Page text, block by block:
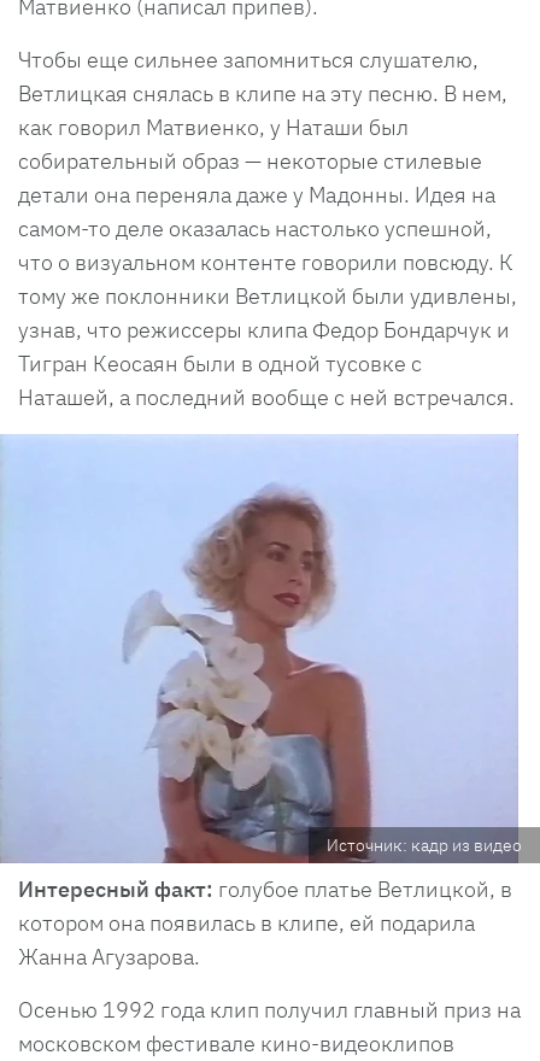
Матвиенко (написал припев).
Чтобы еще сильнее запомниться слушателю,
Ветлицкая снялась в клипе на эту песню. В нем,
как говорил Матвиенко, у Наташи был
собирательный образ — некоторые стилевые
детали она переняла даже у Мадонны. Идея на
самом-то деле оказалась настолько успешной,
что о визуальном контенте говорили повсюду. К
тому же поклонники Ветлицкой были удивлены,
узнав, что режиссеры клипа Федор Бондарчук и
Тигран Кеосаян были в одной тусовке с
Наташей, а последний вообще с ней встречался.
Источник: кадр из видео
Интересный факт: голубое платье Ветлицкой, в
котором она появилась в клипе, ей подарила
Жанна Агузарова.
Осенью 1992 года клип получил главный приз на
московском фестивале кино-видеоклипов